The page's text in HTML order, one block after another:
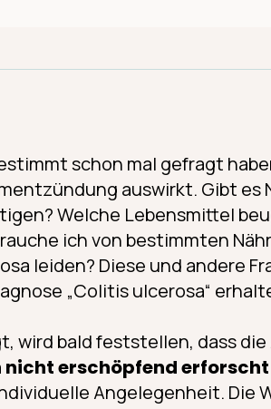
schon mal gefragt
auswirkt. Gibt es
Welche Lebensmittel
ich von bestimmten
leiden? Diese und andere
„Colitis ulcerosa“
wird bald feststellen, dass
nicht erschöpfend erforscht
Angelegenheit. Die